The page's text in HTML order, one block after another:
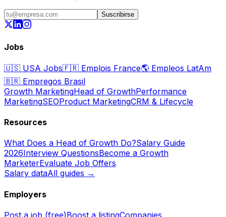
Suscribirse
Jobs
🇺🇸 USA Jobs🇫🇷 Emplois France🌎 Empleos LatAm
🇧🇷 Empregos Brasil
Growth MarketingHead of GrowthPerformance
MarketingSEOProduct MarketingCRM & Lifecycle
Resources
What Does a Head of Growth Do?Salary Guide
2026Interview QuestionsBecome a Growth
MarketerEvaluate Job Offers
Salary dataAll guides →
Employers
Post a job (free)Boost a listingCompanies